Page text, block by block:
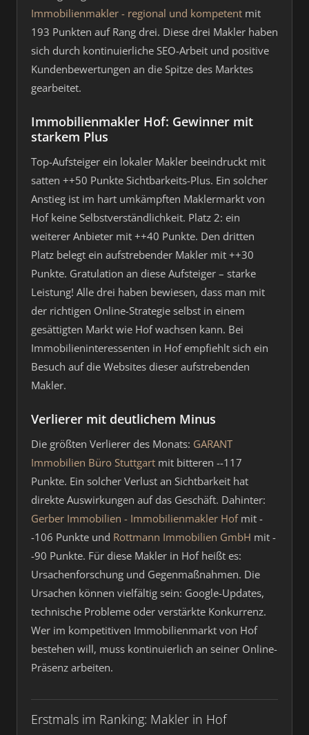
Immobilienmakler - regional und kompetent mit
193 Punkten auf Rang drei. Diese drei Makler haben
sich durch kontinuierliche SEO-Arbeit und positive
Kundenbewertungen an die Spitze des Marktes
gearbeitet.
Immobilienmakler Hof: Gewinner mit
starkem Plus
Top-Aufsteiger ein lokaler Makler beeindruckt mit
satten ++50 Punkte Sichtbarkeits-Plus. Ein solcher
Anstieg ist im hart umkämpften Maklermarkt von
Hof keine Selbstverständlichkeit. Platz 2: ein
weiterer Anbieter mit ++40 Punkte. Den dritten
Platz belegt ein aufstrebender Makler mit ++30
Punkte. Gratulation an diese Aufsteiger – starke
Leistung! Alle drei haben bewiesen, dass man mit
der richtigen Online-Strategie selbst in einem
gesättigten Markt wie Hof wachsen kann. Bei
Immobilieninteressenten in Hof empfiehlt sich ein
Besuch auf die Websites dieser aufstrebenden
Makler.
Verlierer mit deutlichem Minus
Die größten Verlierer des Monats: GARANT
Immobilien Büro Stuttgart mit bitteren --117
Punkte. Ein solcher Verlust an Sichtbarkeit hat
direkte Auswirkungen auf das Geschäft. Dahinter:
Gerber Immobilien - Immobilienmakler Hofmit -
-106 Punkte und Rottmann Immobilien GmbH mit -
-90 Punkte. Für diese Makler in Hof heißt es:
Ursachenforschung und Gegenmaßnahmen. Die
Ursachen können vielfältig sein: Google-Updates,
technische Probleme oder verstärkte Konkurrenz.
Wer im kompetitiven Immobilienmarkt von Hof
bestehen will, muss kontinuierlich an seiner Online-
Präsenz arbeiten.
Erstmals im Ranking: Makler in Hof